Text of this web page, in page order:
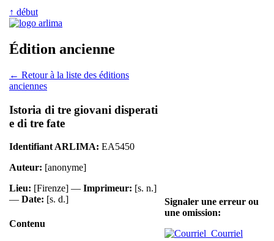
↑ début
Édition ancienne
← Retour à la liste des éditions
anciennes
Istoria di tre giovani disperati
e di tre fate
Identifiant ARLIMA: EA5450
Auteur: [anonyme]
Lieu: [Firenze] — Imprimeur: [s. n.]
— Date: [s. d.]
Contenu
Signaler une erreur ou
une omission:
Courriel